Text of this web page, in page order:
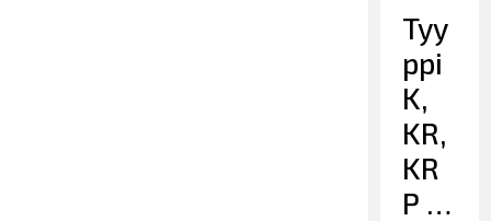
Tyy
ppi
K,
KR,
KR
P …